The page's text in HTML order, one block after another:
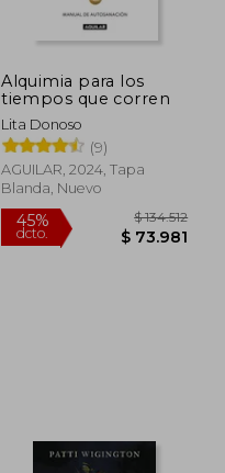
dcto. $
Alquimia para los
tiempos que corren
Lita Donoso
(9)
AGUILAR, 2024, Tapa
Blanda, Nuevo